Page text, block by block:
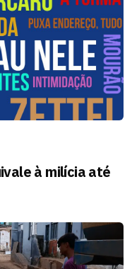
à milícia até